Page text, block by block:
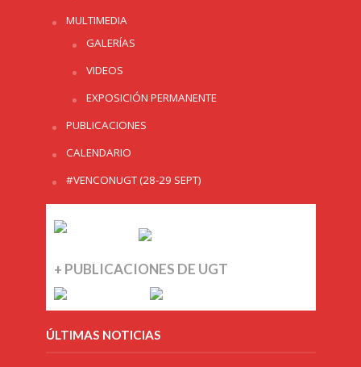
MULTIMEDIA
GALERÍAS
VIDEOS
EXPOSICIÓN PERMANENTE
PUBLICACIONES
CALENDARIO
#VENCONUGT (28-29 SEPT)
+ PUBLICACIONES DE UGT
ÚLTIMAS NOTICIAS